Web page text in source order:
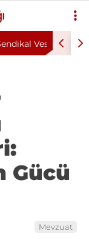
Vesayet
Gücü
Mevzuat